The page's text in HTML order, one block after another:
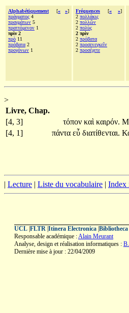
Alphabétiquement [« »]
πράγματος 4
πραγμάτων 5
πραττόμενον 1
πρὶν 2
πρὸ 11
πρόβατα 2
προγόνων 1
Fréquences [« »]
2 πολλάκις
2 πολλῶν
2 πολὺς
2 πρὶν
2 πρόβατα
2 προσενεγκεῖν
2 προσέχετε
>
Livre, Chap.
[4, 3]
τόπον καὶ καιρόν.
[4, 1]
πάντα εὖ διατίθενται.
| Lecture | Liste du vocabulaire | Index
UCL FLTR Itinera Electronica Bibliotheca
Responsable académique :Alain Meurant
Analyse, design et réalisation informatiques :
Dernière mise à jour : 22/04/2009